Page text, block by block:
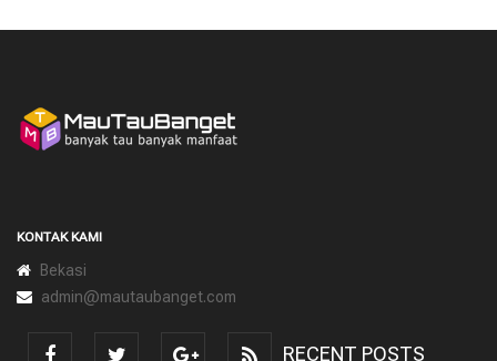
KONTAK KAMI
Bekasi
admin@mautaubanget.com
RECENT POSTS